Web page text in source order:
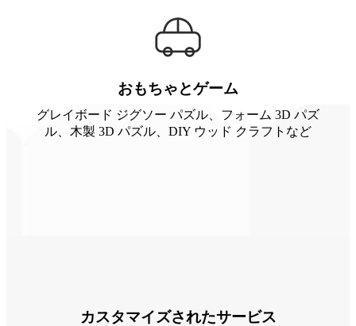
おもちゃとゲーム
グレイボード ジグソー パズル、フォーム 3D パズ
ル、木製 3D パズル、DIY ウッド クラフトなど
カスタマイズされたサービス